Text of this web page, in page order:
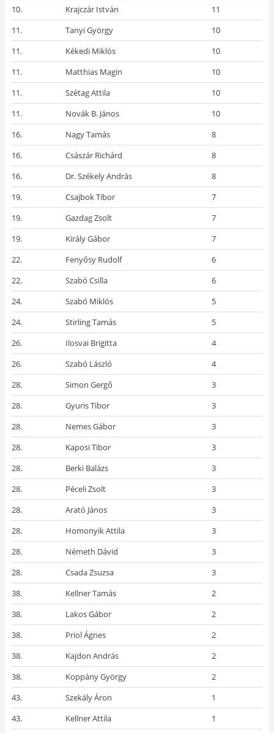
10.
Krajczár István
11
11.
Tanyi György
10
11.
Kékedi Miklós
10
11.
Matthias Magin
10
11.
Szétag Attila
10
11.
Novák B. János
10
16.
Nagy Tamás
8
16.
Császár Richárd
8
16.
Dr. Székely András
8
19.
Csajbok Tibor
7
19.
Gazdag Zsolt
7
19.
Király Gábor
7
22.
Fenyősy Rudolf
6
22.
Szabó Csilla
6
24.
Szabó Miklós
5
24.
Stirling Tamás
5
26.
Ilosvai Brigitta
4
26.
Szabó László
4
28.
Simon Gergő
3
28.
Gyuris Tibor
3
28.
Nemes Gábor
3
28.
Kaposi Tibor
3
28.
Berki Balázs
3
28.
Péceli Zsolt
3
28.
Arató János
3
28.
Homonyik Attila
3
28.
Németh Dávid
3
28.
Csada Zsuzsa
3
38.
Kellner Tamás
2
38.
Lakos Gábor
2
38.
Priol Ágnes
2
38.
Kajdon András
2
38.
Koppány György
2
43.
Szekály Áron
1
43.
Kellner Attila
1